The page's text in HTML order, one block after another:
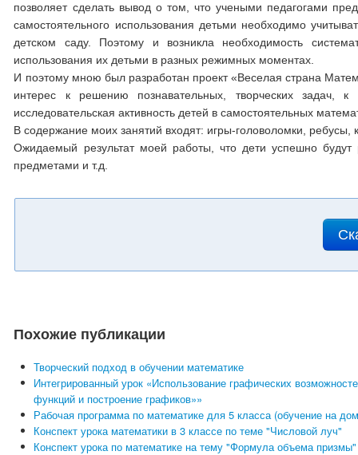
позволяет сделать вывод о том, что учеными педагогами
самостоятельного использования детьми необходимо
детском саду. Поэтому и возникла необходимость
использования их детьми в разных режимных моментах.
И поэтому мною был разработан проект «Веселая страна
интерес к решению познавательных, творческих задач, к
исследовательская активность детей в самостоятельных
В содержание моих занятий входят: игры-головоломки, ребусы,
Ожидаемый результат моей работы, что дети успешно будут
предметами и т.д.
Похожие публикации
Творческий подход в обучении математике
Интегрированный урок «Использование графических
функций и построение графиков»»
Рабочая программа по математике для 5 класса (обучение на
Конспект урока математики в 3 классе по теме "Числовой луч"
Конспект урока по математике на тему "Формула объема призмы"